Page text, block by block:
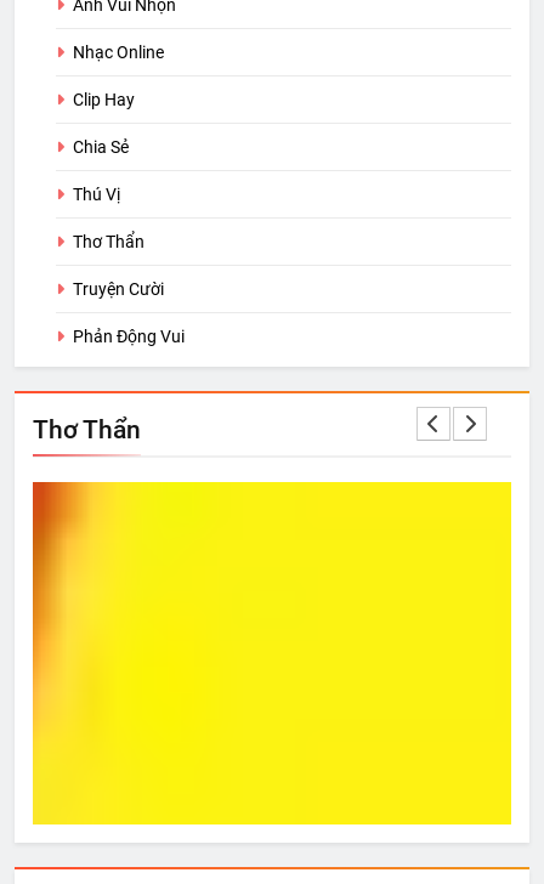
Ảnh Vui Nhộn
Nhạc Online
Clip Hay
Chia Sẻ
Thú Vị
Thơ Thẩn
Truyện Cười
Phản Động Vui
Thơ Thẩn